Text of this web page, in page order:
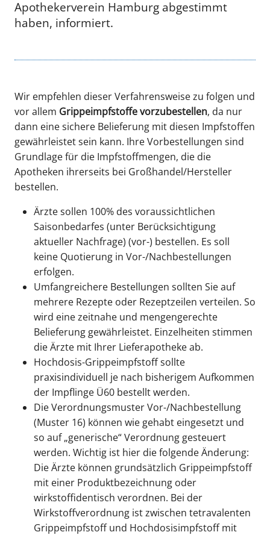
Apothekerverein Hamburg abgestimmt
haben, informiert.
Wir empfehlen dieser Verfahrensweise zu folgen und
vor allem Grippeimpfstoffe vorzubestellen, da nur
dann eine sichere Belieferung mit diesen Impfstoffen
gewährleistet sein kann. Ihre Vorbestellungen sind
Grundlage für die Impfstoffmengen, die die
Apotheken ihrerseits bei Großhandel/Hersteller
bestellen.
Ärzte sollen 100% des voraussichtlichen
Saisonbedarfes (unter Berücksichtigung
aktueller Nachfrage) (vor-) bestellen. Es soll
keine Quotierung in Vor-/Nachbestellungen
erfolgen.
Umfangreichere Bestellungen sollten Sie auf
mehrere Rezepte oder Rezeptzeilen verteilen. So
wird eine zeitnahe und mengengerechte
Belieferung gewährleistet. Einzelheiten stimmen
die Ärzte mit Ihrer Lieferapotheke ab.
Hochdosis-Grippeimpfstoff sollte
praxisindividuell je nach bisherigem Aufkommen
der Impflinge Ü60 bestellt werden.
Die Verordnungsmuster Vor-/Nachbestellung
(Muster 16) können wie gehabt eingesetzt und
so auf „generische“ Verordnung gesteuert
werden. Wichtig ist hier die folgende Änderung:
Die Ärzte können grundsätzlich Grippeimpfstoff
mit einer Produktbezeichnung oder
wirkstoffidentisch verordnen. Bei der
Wirkstoffverordnung ist zwischen tetravalenten
Grippeimpfstoff und Hochdosisimpfstoff mit